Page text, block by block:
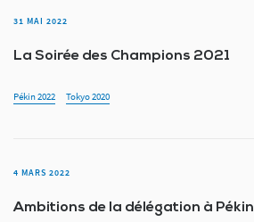
31 MAI 2022
La Soirée des Champions 2021
Pékin 2022 Tokyo 2020
4 MARS 2022
Ambitions de la délégation à Pékin